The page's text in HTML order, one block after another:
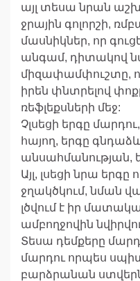
այլ տեսա նրան
ջրային գոլորշի,
մասնիկներ, որ գուցե
անգամ, դիտակով
միզափամփուշտը,
իրեն փնտրելով
ռեֆլեքսների մեջ:
Չլսեցի երգը
հայող, երգը
անսահմանության,
Այլ, լսեցի նրա
ջղակծկում, նման
լծվում է իր
ամբողջովին
Տեսա դեմքերը
մարդու որպես
բարձրանան